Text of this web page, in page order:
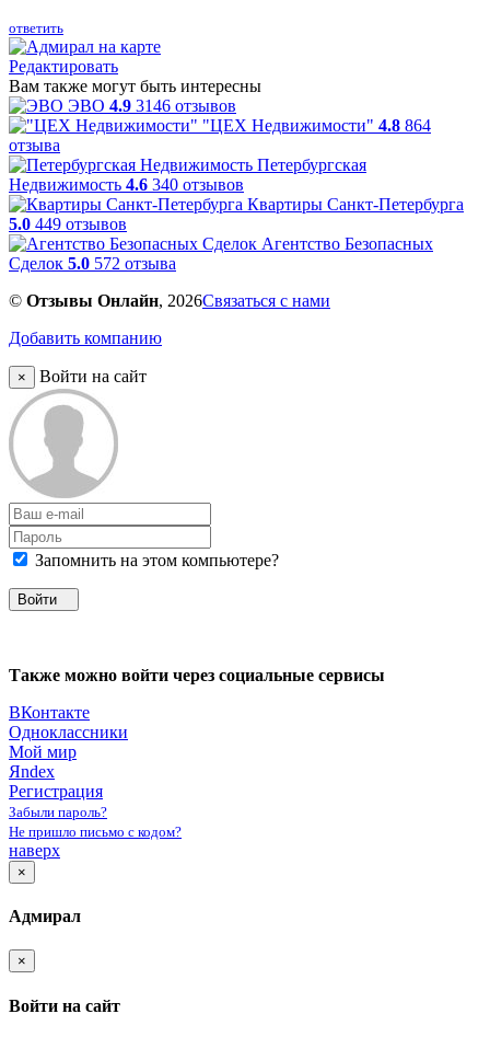
ответить
Редактировать
Вам также могут быть интересны
ЭВО 4.9 3146 отзывов
"ЦЕХ Недвижимости" 4.8 864
отзыва
Петербургская
Недвижимость 4.6 340 отзывов
Квартиры Санкт-Петербурга
5.0 449 отзывов
Агентство Безопасных
Сделок 5.0 572 отзыва
© Отзывы Онлайн, 2026Связаться с нами
Добавить компанию
× Войти на сайт
Запомнить на этом компьютере?
Войти
Также можно войти через социальные сервисы
ВКонтакте
Одноклассники
Мой мир
Яndex
Регистрация
Забыли пароль?
Не пришло письмо с кодом?
наверх
×
Адмирал
×
Войти на сайт